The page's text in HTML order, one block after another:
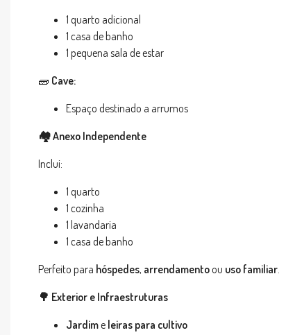
1 quarto adicional
1 casa de banho
1 pequena sala de estar
🧱 Cave:
Espaço destinado a arrumos
🏘️Anexo Independente
Inclui:
1 quarto
1 cozinha
1 lavandaria
1 casa de banho
Perfeito para hóspedes, arrendamentoou uso familiar.
🌳 Exterior e Infraestruturas
Jardime leiras para cultivo